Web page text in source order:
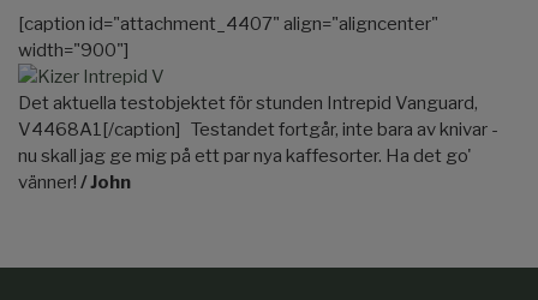
[caption id="attachment_4407" align="aligncenter"
width="900"]
Det aktuella testobjektet för stunden Intrepid Vanguard,
V4468A1[/caption] Testandet fortgår, inte bara av knivar -
nu skall jag ge mig på ett par nya kaffesorter. Ha det go'
vänner! / John